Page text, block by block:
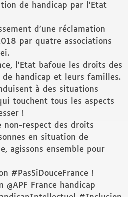
de handicap par l’Etat
d’une réclamation
par quatre associations
l’Etat bafoue les droits des
de handicap et leurs familles.
à des situations
touchent tous les aspects
!
non-respect des droits
en situation de
agissons ensemble pour
#PasSiDouceFrance !
@APF France handicap